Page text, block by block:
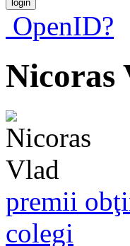
OpenID?
Nicoras
premii
colegi